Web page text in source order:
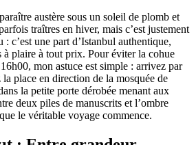
austère sous un soleil de plomb et
traîtres en hiver, mais c’est justement
c’est une part d’Istanbul authentique,
à plaire à tout prix. Pour éviter la cohue
mon astuce est simple : arrivez par
place en direction de la mosquée de
la petite porte dérobée menant aux
deux piles de manuscrits et l’ombre
le véritable voyage commence.